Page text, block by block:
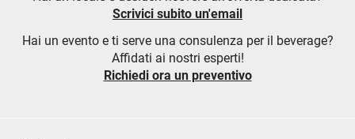
Scrivici subito un'email
Hai un evento e ti serve una consulenza per il beverage?
Affidati ai nostri esperti!
Richiedi ora un preventivo